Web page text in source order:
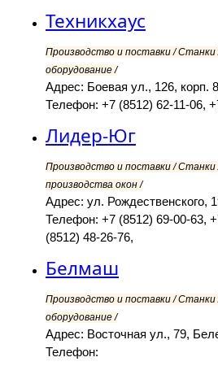
Техникхаус
Производство и поставки /
оборудование /
Адрес: Боевая ул., 126, корп.
Телефон: +7 (8512) 62-11-06,
Лидер-Юг
Производство и поставки / Станки
производства окон /
Адрес: ул. Рождественского,
Телефон: +7 (8512) 69-00-63,
(8512) 48-26-76,
Белмаш
Производство и поставки /
оборудование /
Адрес: Восточная ул., 79,
Телефон: